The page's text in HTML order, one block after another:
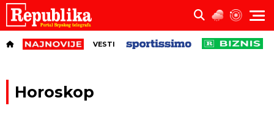
VESTI
Horoskop